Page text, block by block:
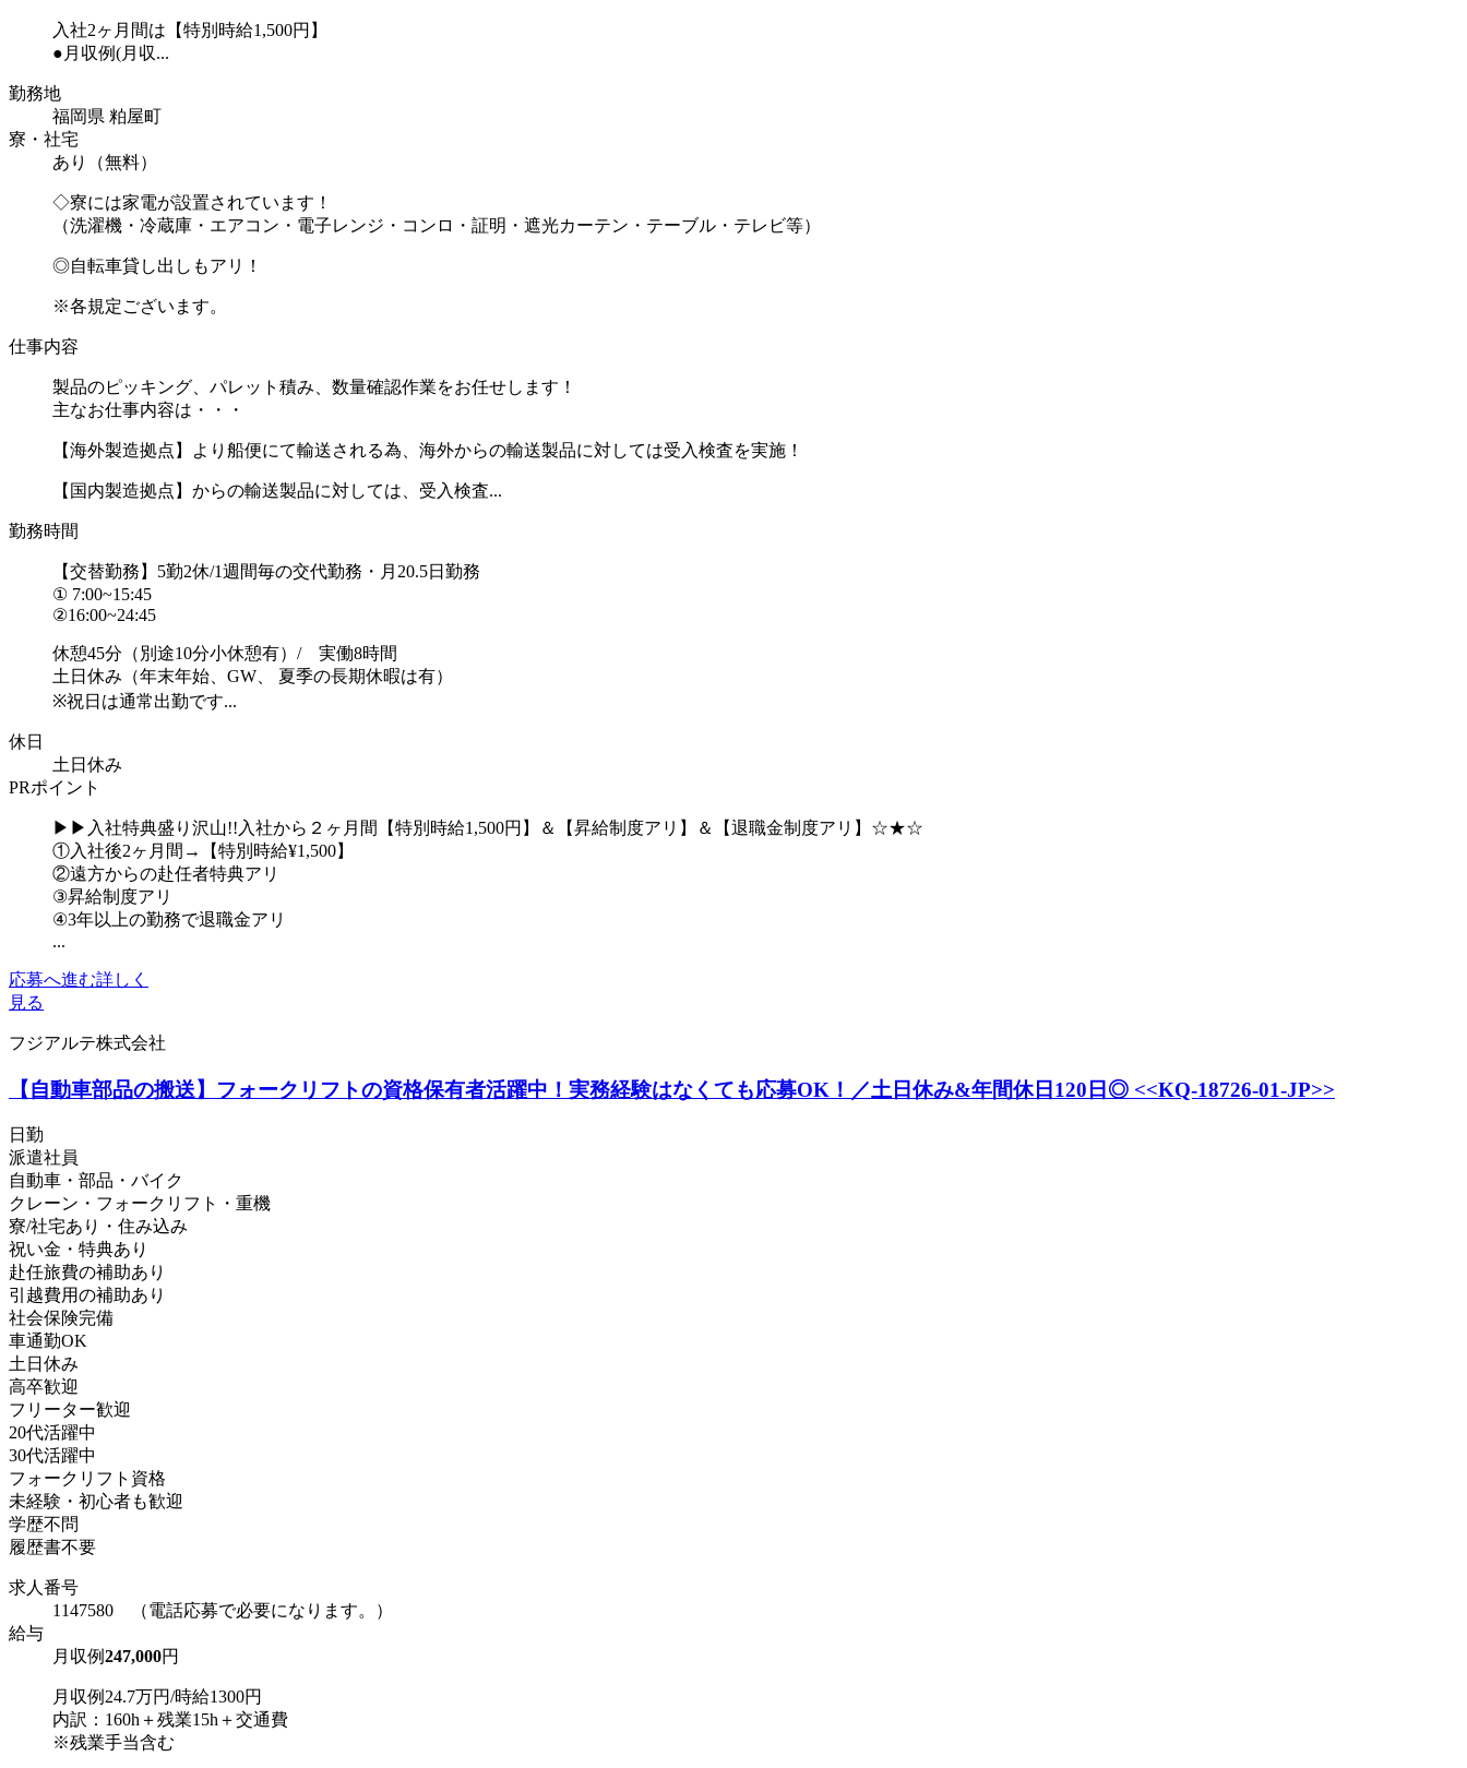
入社2ヶ月間は【特別時給1,500円】
●月収例(月収...
勤務地
福岡県 粕屋町
寮・社宅
あり（無料）
◇寮には家電が設置されています！
（洗濯機・冷蔵庫・エアコン・電子レンジ・コンロ・証明・遮光カーテン・テーブル・テレビ等）
◎自転車貸し出しもアリ！
※各規定ございます。
仕事内容
製品のピッキング、パレット積み、数量確認作業をお任せします！
主なお仕事内容は・・・
【海外製造拠点】より船便にて輸送される為、海外からの輸送製品に対しては受入検査を実施！
【国内製造拠点】からの輸送製品に対しては、受入検査...
勤務時間
【交替勤務】5勤2休/1週間毎の交代勤務・月20.5日勤務
① 7:00~15:45
②16:00~24:45
休憩45分（別途10分小休憩有）/ 実働8時間
土日休み（年末年始、GW、 夏季の長期休暇は有）
※祝日は通常出勤です...
休日
土日休み
PRポイント
▶▶入社特典盛り沢山!!入社から２ヶ月間【特別時給1,500円】＆【昇給制度アリ】＆【退職金制度アリ】☆★☆
①入社後2ヶ月間→【特別時給¥1,500】
②遠方からの赴任者特典アリ
③昇給制度アリ
④3年以上の勤務で退職金アリ
...
応募へ進む詳しく
見る
フジアルテ株式会社
【自動車部品の搬送】フォークリフトの資格保有者活躍中！実務経験はなくても応募OK！／土日休み&年間休日120日◎ <<KQ-18726-01-JP>>
日勤
派遣社員
自動車・部品・バイク
クレーン・フォークリフト・重機
寮/社宅あり・住み込み
祝い金・特典あり
赴任旅費の補助あり
引越費用の補助あり
社会保険完備
車通勤OK
土日休み
高卒歓迎
フリーター歓迎
20代活躍中
30代活躍中
フォークリフト資格
未経験・初心者も歓迎
学歴不問
履歴書不要
求人番号
1147580 （電話応募で必要になります。）
給与
月収例247,000円
月収例24.7万円/時給1300円
内訳：160h＋残業15h＋交通費
※残業手当含む